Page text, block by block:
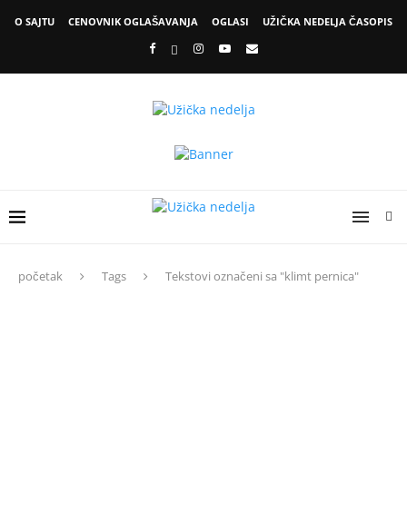
O SAJTU CENOVNIK OGLAŠAVANJA OGLASI UŽIČKA NEDELJA ČASOPIS
početak Tags Tekstovi označeni sa "klimt pernica"